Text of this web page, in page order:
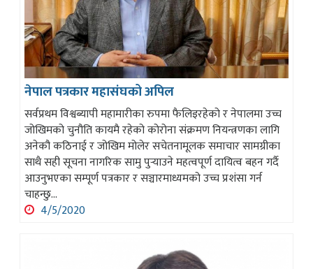
नेपाल पत्रकार महासंघको अपिल
सर्वप्रथम विश्वब्यापी महामारीका रुपमा फैलिइरहेको र नेपालमा उच्च
जोखिमको चुनौति कायमै रहेको कोरोना संक्रमण नियन्त्रणका लागि
अनेकौ कठिनाई र जोखिम मोलेर सचेतनामूलक समाचार सामग्रीका
साथै सही सूचना नागरिक सामु पुर्‍याउने महत्वपूर्ण दायित्व बहन गर्दै
आउनुभएका सम्पूर्ण पत्रकार र सञ्चारमाध्यमको उच्च प्रशंसा गर्न
चाहन्छु...
4/5/2020